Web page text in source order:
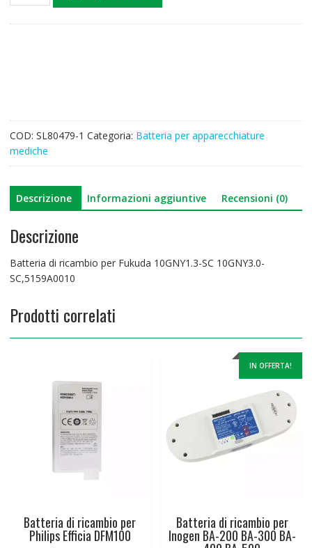
quantità
COD: SL80479-1 Categoria: Batteria per apparecchiature
mediche
Descrizione Informazioni aggiuntive Recensioni (0)
Descrizione
Batteria di ricambio per Fukuda 10GNY1.3-SC 10GNY3.0-
SC,5159A0010
Prodotti correlati
Batteria di ricambio per
Philips Efficia DFM100
IN OFFERTA!
Batteria di ricambio per
Inogen BA-200 BA-300 BA-